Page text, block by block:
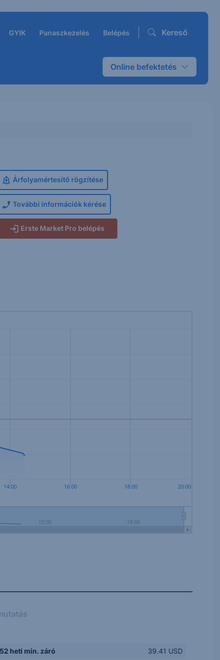
GYIK Panaszkezelés Belépés Kereső
Online befektetés
Árfolyamértesítő rögzítése
További információk kérése
Erste Market Pro belépés
14:00 16:00 18:00 20:00
15:00 18:00
heti min. záró 39.41 USD